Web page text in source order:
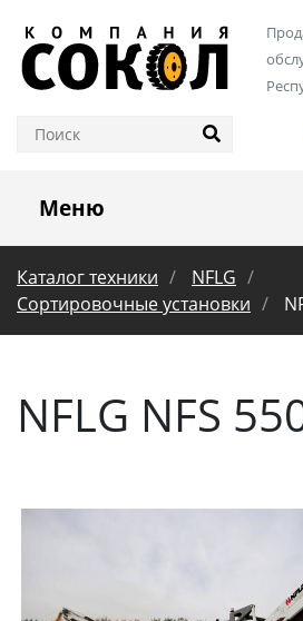
Меню
Каталог техники
NFLG
Сортировочные установки
NFLG NFS